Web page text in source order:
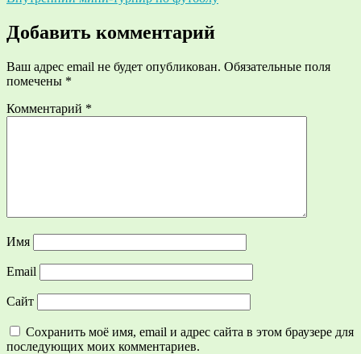
по
записям
Добавить комментарий
Ваш адрес email не будет опубликован. Обязательные поля
помечены *
Комментарий *
Имя
Email
Сайт
Сохранить моё имя, email и адрес сайта в этом браузере для
последующих моих комментариев.